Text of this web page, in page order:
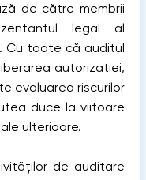
de către membrii
legal al
Cu toate că auditul
autorizaţiei,
evaluarea riscurilor
duce la viitoare
ulterioare.
de auditare